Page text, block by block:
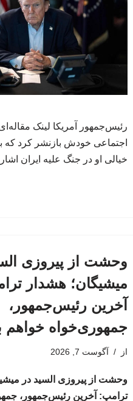
رئیس‌جمهور آمریکا لینک
اجتماعی خودش بازنشر کرد که
خیالی او در جنگ علیه ایران
وحشت از پیروزی
میشیگان؛ هشدار
آخرین رئیس‌جمهور،
جمهوری‌خواه خواهم
از آگوست 7, 2026
وحشت از پیروزی السید در
ترامپ: آخرین رئیس‌جمهور،